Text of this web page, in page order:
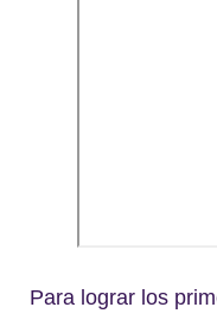
Para lograr los